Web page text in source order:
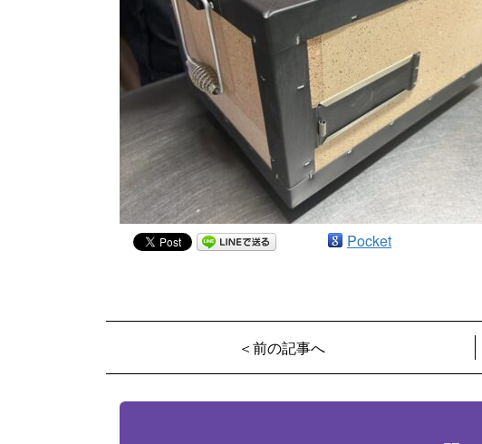
Pocket
＜前の記事へ